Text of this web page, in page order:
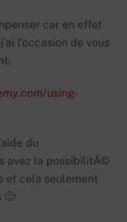
car en effet
j’ai l’occasion de vous
using-
du
avez la possibilitÃ©
et cela seulement
🙂